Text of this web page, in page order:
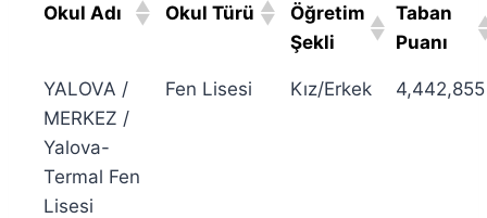
Okul Adı Okul Türü
Öğretim
Şekli
Taban
Puanı
YALOVA /
MERKEZ /
Yalova-
Termal Fen
Lisesi
Fen Lisesi Kız/Erkek 4,442,855